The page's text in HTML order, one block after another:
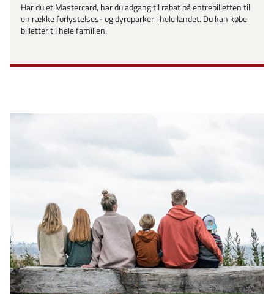
Har du et Mastercard, har du adgang til rabat på entrebilletten til
en række forlystelses- og dyreparker i hele landet. Du kan købe
billetter til hele familien.